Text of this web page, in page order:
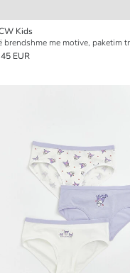
Kids
EUR